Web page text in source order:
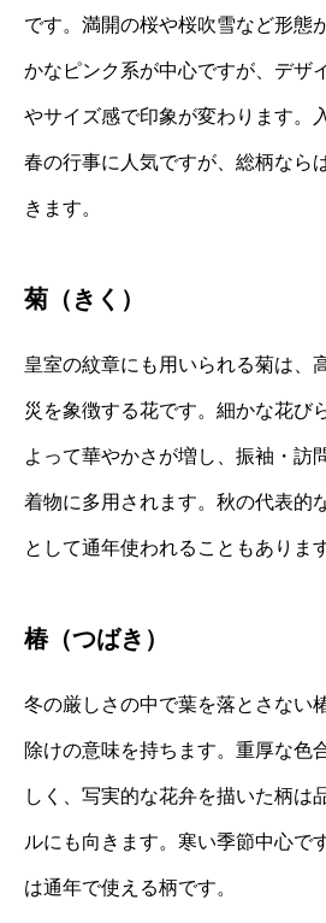
です。満開の桜や桜吹雪など形態
かなピンク系が中心ですが、デザ
やサイズ感で印象が変わります。
春の行事に人気ですが、総柄なら
きます。
菊（きく）
皇室の紋章にも用いられる菊は、
災を象徴する花です。細かな花び
よって華やかさが増し、振袖・訪
着物に多用されます。秋の代表的
として通年使われることもあります
椿（つばき）
冬の厳しさの中で葉を落とさない
除けの意味を持ちます。重厚な色
しく、写実的な花弁を描いた柄は
ルにも向きます。寒い季節中心で
は通年で使える柄です。